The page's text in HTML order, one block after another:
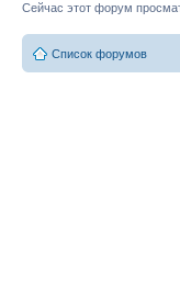
Сейчас этот форум
Список форумов